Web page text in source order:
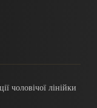
чоловічої лінійки